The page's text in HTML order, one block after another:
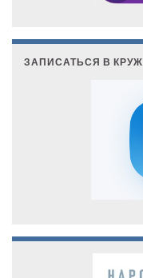
ЗАПИСАТЬСЯ В